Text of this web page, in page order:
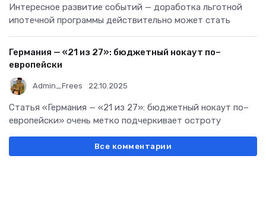
Интересное развитие событий — доработка льготной
ипотечной программы действительно может стать
Германия — «21 из 27»: бюджетный нокаут по–
европейски
Admin_Frees 22.10.2025
Статья «Германия — «21 из 27»: бюджетный нокаут по–
европейски» очень метко подчеркивает остроту
Все комментарии